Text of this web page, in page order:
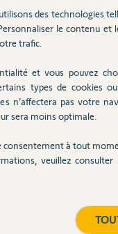
des technologies
le contenu et
trafic.
et vous pouvez
types de cookies
n’affectera pas votre
sera moins optimale.
à tout
veuillez